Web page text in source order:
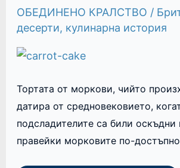
ОБЕДИНЕНО КРАЛСТВО /
десерти, кулинарна история
Тортата от моркови, чийто
датира от средновековието,
подсладителите са били оскъдни
правейки морковите по-
CAKE